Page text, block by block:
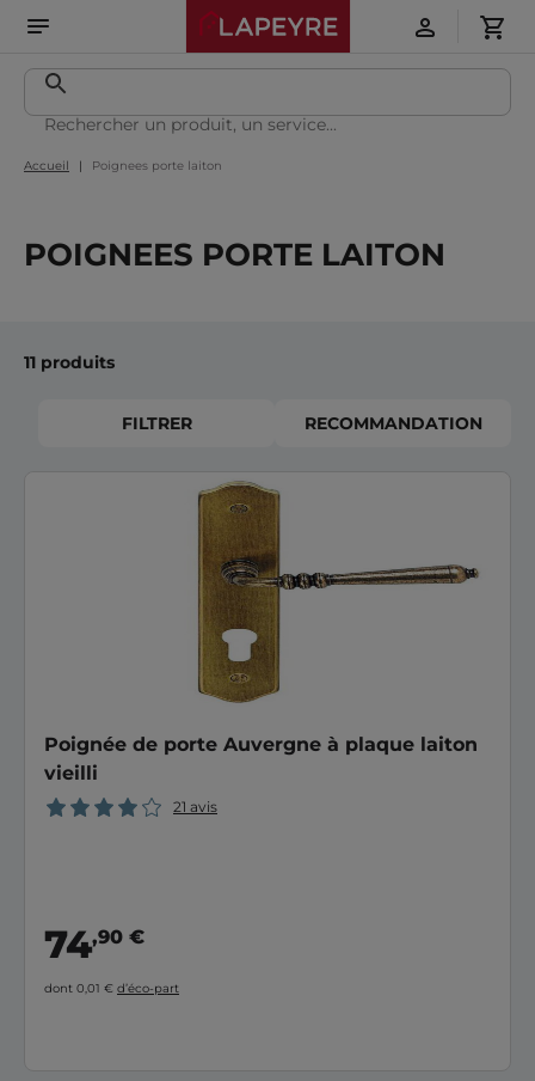
Accueil Poignees porte laiton
POIGNEES PORTE LAITON
11 produits
FILTRER RECOMMANDATION
Poignée de porte Auvergne à plaque laiton
vieilli
21 avis
74,90 €
dont 0,01 € d’éco-part